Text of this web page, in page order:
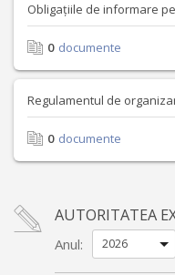
Obligațiile de informare
0 documente
Regulamentul de
0 documente
AUTORITATEA
Anul: